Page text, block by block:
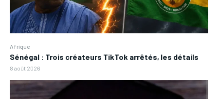
Afrique
Sénégal : Trois créateurs TikTok arrêtés, les détails
8 août 2026